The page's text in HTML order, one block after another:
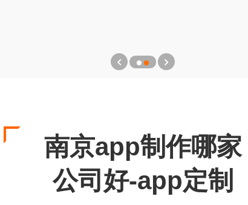
南京app制作哪家
公司好-app定制